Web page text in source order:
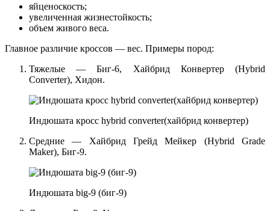
яйценоскость;
увеличенная жизнестойкость;
объем живого веса.
Главное различие кроссов — вес. Примеры пород:
Тяжелые — Биг-6, Хайбрид Конвертер (Hybrid
Converter), Хидон.
Индюшата кросс hybrid converter(хайбрид конвертер)
Средние — Хайбрид Грейд Мейкер (Hybrid Grade
Maker), Биг-9.
Индюшата big-9 (биг-9)